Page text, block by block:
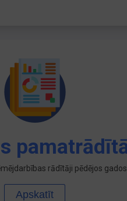
rādītāji pēdējos gados
Apskatīt